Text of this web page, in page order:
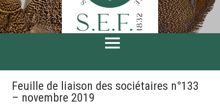
Feuille de liaison des sociétaires n°133
– novembre 2019